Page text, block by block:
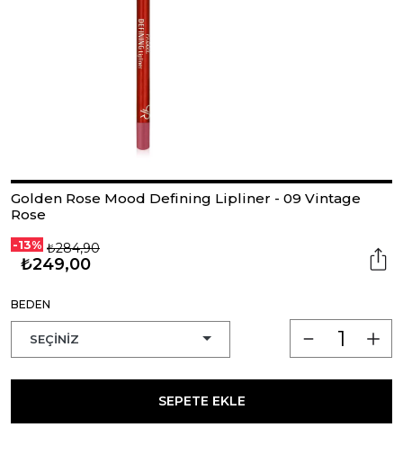
Golden Rose Mood Defining Lipliner - 09 Vintage
Rose
-13% ₺284,90
₺249,00
BEDEN
SEPETE EKLE